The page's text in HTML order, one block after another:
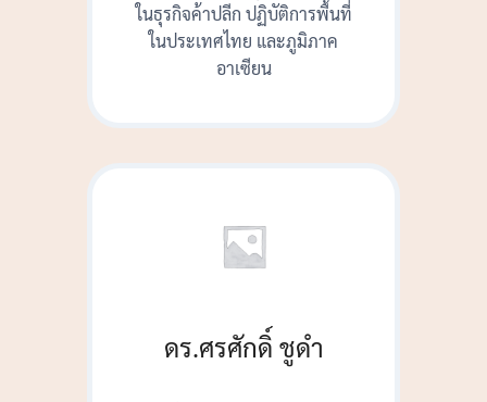
ในธุรกิจค้าปลีก ปฏิบัติการพื้นที่
ในประเทศไทย และภูมิภาค
อาเซียน
ดร.ศรศักดิ์ ชูดำ